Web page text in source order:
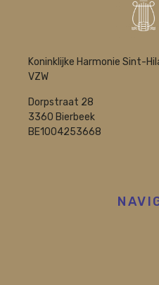
Koninklijke Harmonie Sint-
VZW
Dorpstraat 28
3360 Bierbeek
BE1004253668